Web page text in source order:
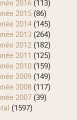
2016(113)
2015(86)
2014(145)
2013(264)
2012(182)
2011 (125)
2010(159)
2009(149)
2008(117)
2007(39)
(1597)